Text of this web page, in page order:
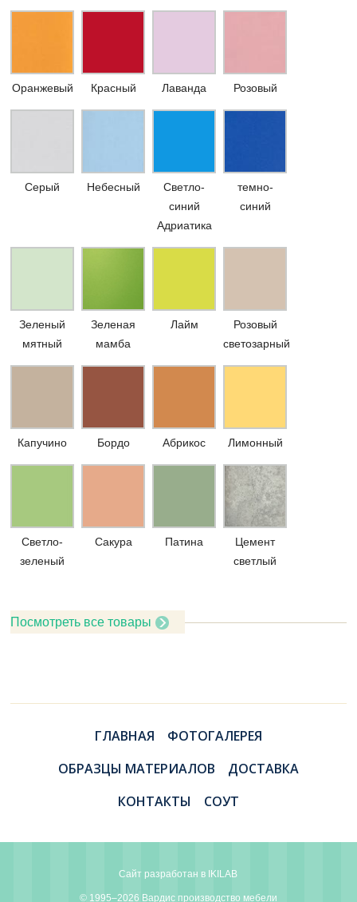
Оранжевый Красный Лаванда Розовый
Серый Небесный
Светло-
синий
Адриатика
темно-
синий
Зеленый
мятный
Зеленая
мамба
Лайм
Розовый
светозарный
Капучино Бордо Абрикос Лимонный
Светло-
зеленый
Сакура Патина
Цемент
светлый
Посмотреть все товары
ГЛАВНАЯ
ФОТОГАЛЕРЕЯ
ОБРАЗЦЫ МАТЕРИАЛОВ
ДОСТАВКА
КОНТАКТЫ
СОУТ
Сайт разработан в IKILAB
© 1995–2026 Вардис производство мебели